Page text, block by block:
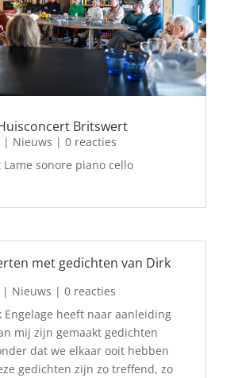
Britswert
| Nieuws | 0 reacties
sonore piano cello
met gedichten van Dirk
Nieuws | 0 reacties
Engelage heeft naar aanleiding
mij zijn gemaakt gedichten
dat we elkaar ooit hebben
gedichten zijn zo treffend, zo